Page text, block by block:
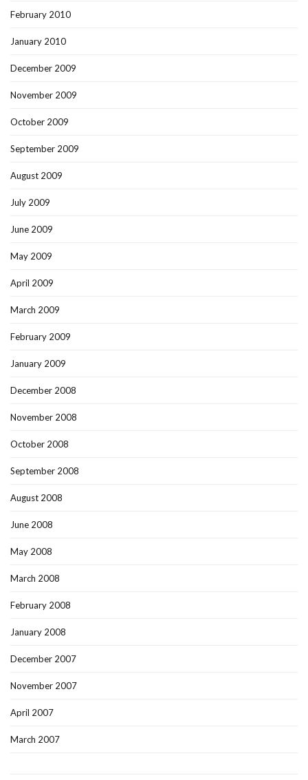
February 2010
January 2010
December 2009
November 2009
October 2009
September 2009
August 2009
July 2009
June 2009
May 2009
April 2009
March 2009
February 2009
January 2009
December 2008
November 2008
October 2008
September 2008
August 2008
June 2008
May 2008
March 2008
February 2008
January 2008
December 2007
November 2007
April 2007
March 2007